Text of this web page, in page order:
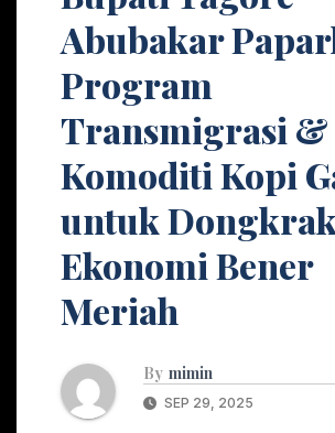
Abubakar
Program
Transmigrasi &
Komoditi Kopi
untuk Dongkrak
Ekonomi Bener
Meriah
By mimin
SEP 29, 2025